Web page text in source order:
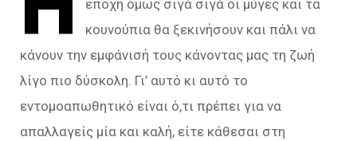
εποχή όμως σιγά σιγά οι μύγες και τα
κουνούπια θα ξεκινήσουν και πάλι να
κάνουν την εμφάνισή τους κάνοντας μας τη ζωή
λίγο πιο δύσκολη. Γι’ αυτό κι αυτό το
εντομοαπωθητικό είναι ό,τι πρέπει για να
απαλλαγείς μία και καλή, είτε κάθεσαι στη